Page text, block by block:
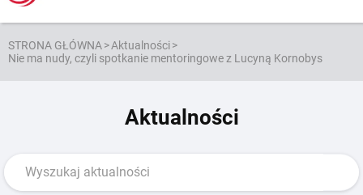
STRONA GŁÓWNA>Aktualności>
Nie ma nudy, czyli spotkanie mentoringowe z Lucyną Kornobys
Aktualności